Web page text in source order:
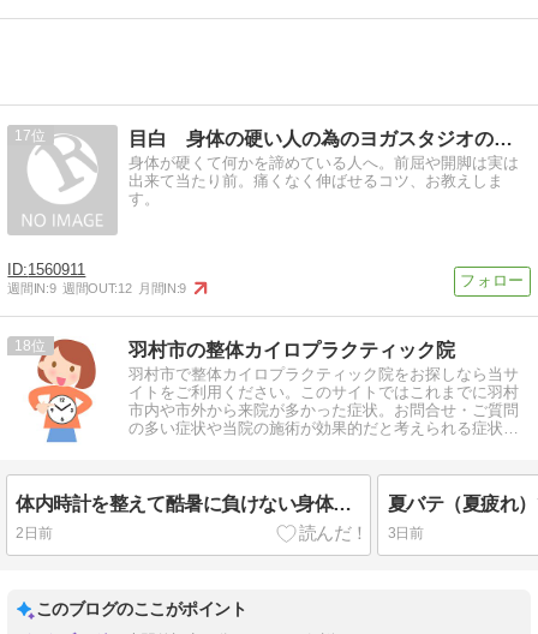
17 目白 身体の硬い人の為のヨガスタジオのブログ
身体が硬くて何かを諦めている人へ。前屈や開脚は実は
出来て当たり前。痛くなく伸ばせるコツ、お教えしま
す。
1560911
週間IN:9 週間OUT:12 月間IN:9
18 羽村市の整体カイロプラクティック院
羽村市で整体カイロプラクティック院をお探しなら当サ
イトをご利用ください。このサイトではこれまでに羽村
市内や市外から来院が多かった症状。お問合せ・ご質問
の多い症状や当院の施術が効果的だと考えられる症状を
体内時計を整えて酷暑に負けない身体づくり
2日前
夏バテ（夏疲れ
3日前
このブログのここがポイント